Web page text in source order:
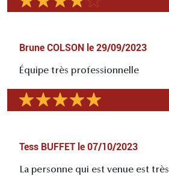
Brune COLSON le 29/09/2023
Équipe très professionnelle
Tess BUFFET le 07/10/2023
La personne qui est venue est très